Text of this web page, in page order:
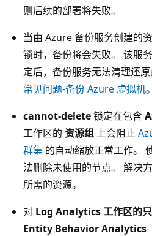
则后续的部署将失败。
当由 Azure 备份服务创建的
锁时，备份将会失败。 该服
定后，备份服务无法清理还
常见问题-备份 Azure 虚拟机。
cannot-delete锁定在包含
工作区的 资源组 上会阻止
群集 的自动缩放正常工作。
法删除未使用的节点。 解决
所需的资源。
对 Log Analytics 工作区的
Entity Behavior Analytics